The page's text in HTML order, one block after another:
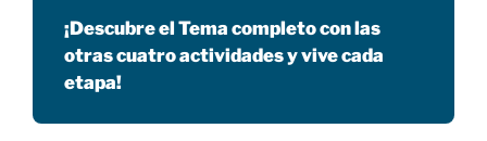
¡Descubre el Tema completo con las
otras cuatro actividades y vive cada
etapa!